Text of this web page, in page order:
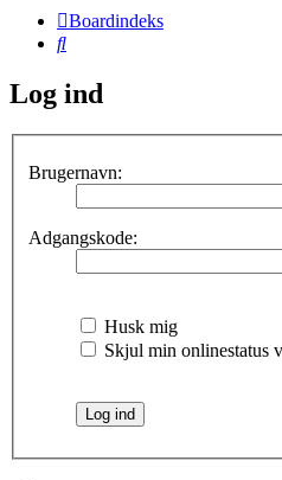
Boardindeks
Søg
Log ind
Brugernavn:
Adgangskode:
Husk mig
Skjul min onlinestatus